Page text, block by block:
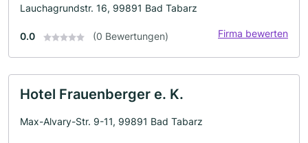
Lauchagrundstr. 16, 99891 Bad Tabarz
0.0 (0 Bewertungen) Firma bewerten
Hotel Frauenberger e. K.
Max-Alvary-Str. 9-11, 99891 Bad Tabarz